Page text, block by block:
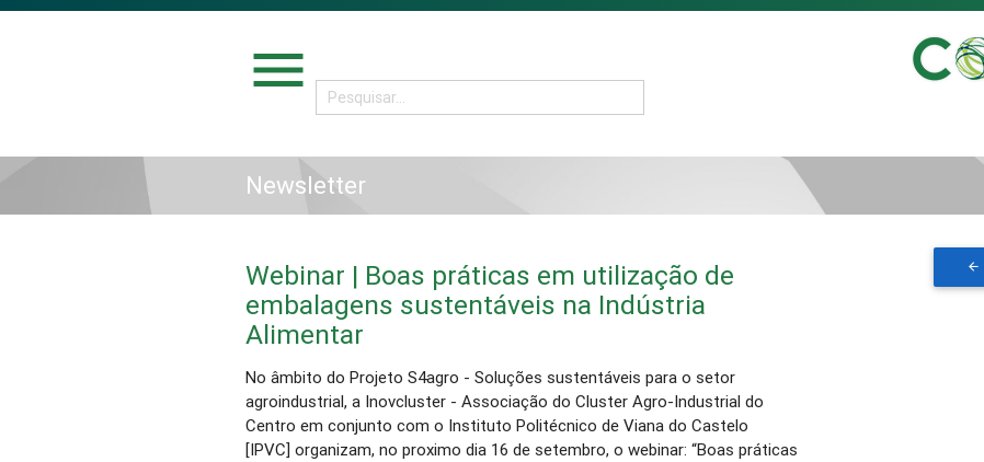
menu
Newsletter
Webinar | Boas práticas em utilização de
embalagens sustentáveis na Indústria
Alimentar
No âmbito do Projeto S4agro - Soluções sustentáveis para o setor
agroindustrial, a Inovcluster - Associação do Cluster Agro-Industrial do
Centro em conjunto com o Instituto Politécnico de Viana do Castelo
[IPVC] organizam, no proximo dia 16 de setembro, o webinar: “Boas práticas